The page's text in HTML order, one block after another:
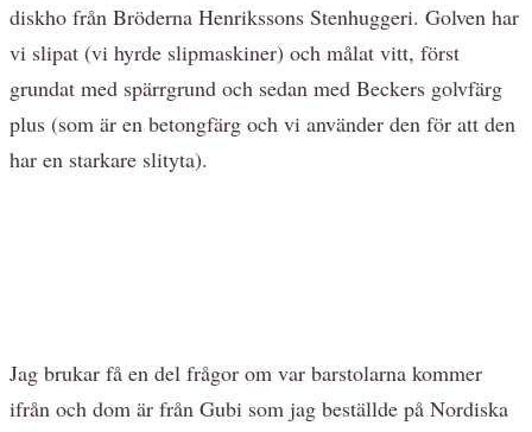
diskho från Bröderna Henrikssons Stenhuggeri. Golven har
vi slipat (vi hyrde slipmaskiner) och målat vitt, först
grundat med spärrgrund och sedan med Beckers golvfärg
plus (som är en betongfärg och vi använder den för att den
har en starkare slityta).
Jag brukar få en del frågor om var barstolarna kommer
ifrån och dom är från Gubi som jag beställde på Nordiska